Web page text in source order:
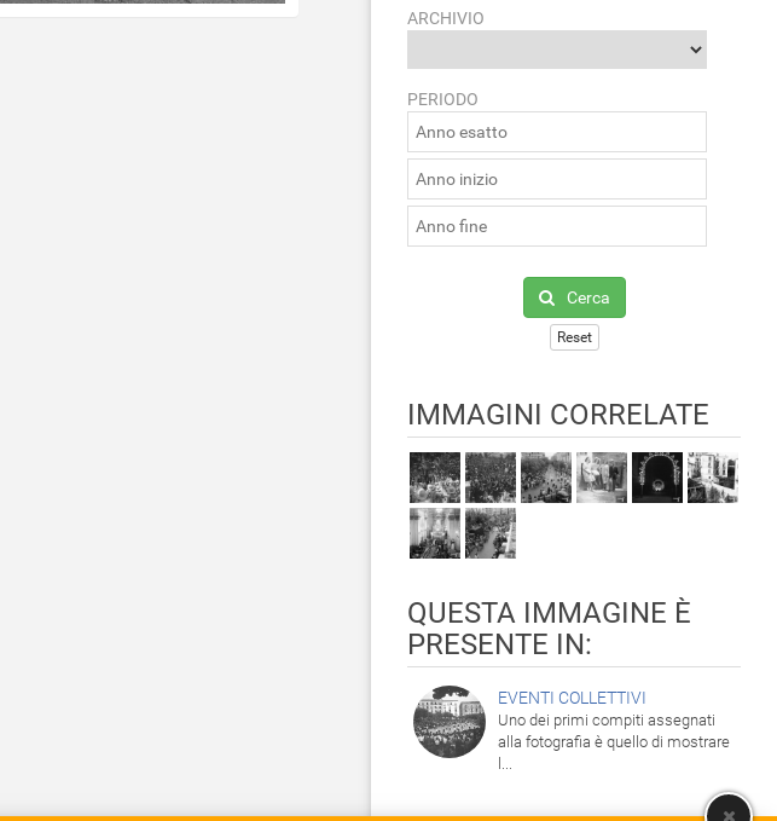
ARCHIVIO
PERIODO
Cerca
Reset
IMMAGINI CORRELATE
QUESTA IMMAGINE È
PRESENTE IN:
EVENTI COLLETTIVI
Uno dei primi compiti assegnati
alla fotografia è quello di mostrare
l...